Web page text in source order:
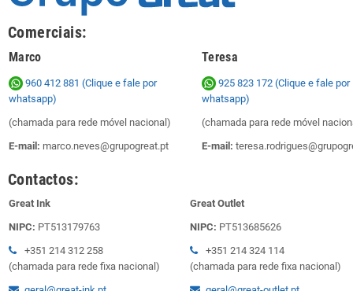
Comerciais:
Marco Teresa
960 412 881 (Clique e fale por
whatsapp)
(chamada para rede móvel nacional)
E-mail: marco.neves@grupogreat.pt
925 823 172 (Clique e fale por
whatsapp)
(chamada para rede móvel
E-mail:
Contactos:
Great Ink
NIPC: PT513179763
+351 214 312 258
(chamada para rede fixa nacional)
Great Outlet
NIPC: PT513685626
+351 214 324 114
(chamada para rede fixa nacional)